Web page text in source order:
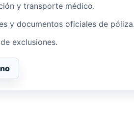
y transporte médico.
y documentos oficiales de póliza.
exclusiones.